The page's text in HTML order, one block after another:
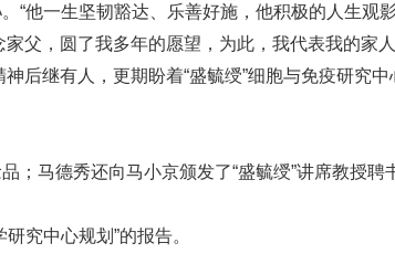
一生坚韧豁达、乐善好施，他积极的人生观
父，圆了我多年的愿望，为此，我代表我的家
后继有人，更期盼着“盛毓绶”细胞与免疫研究
马德秀还向马小京颁发了“盛毓绶”讲席教授聘
究中心规划”的报告。